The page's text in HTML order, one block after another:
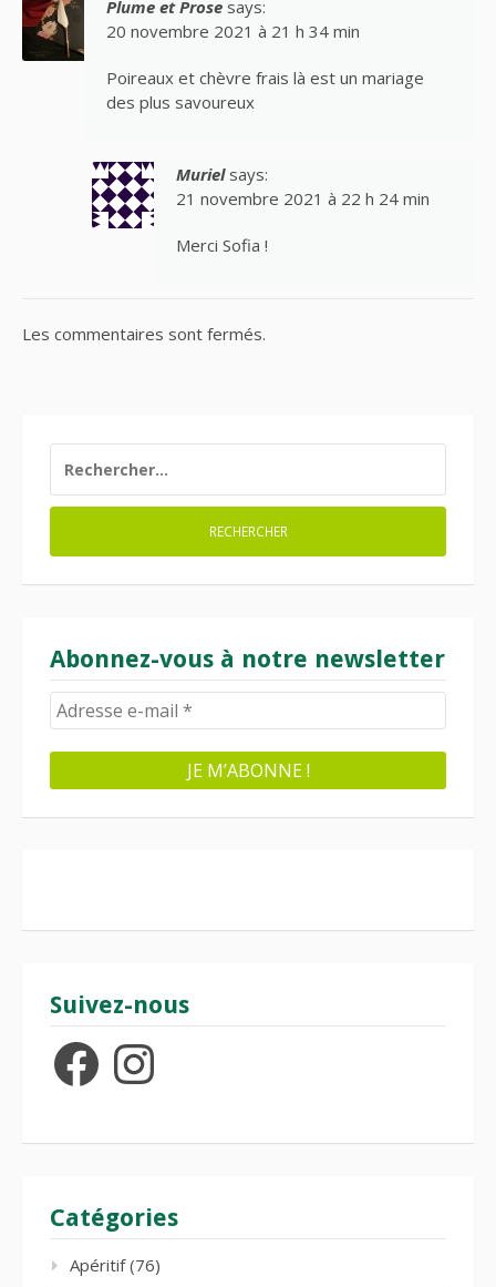
Plume et Prose says:
20 novembre 2021 à 21 h 34 min
Poireaux et chèvre frais là est un mariage
des plus savoureux
Muriel says:
21 novembre 2021 à 22 h 24 min
Merci Sofia !
Les commentaires sont fermés.
Abonnez-vous à notre newsletter
Suivez-nous
FacebookInstagram
Catégories
Apéritif(76)